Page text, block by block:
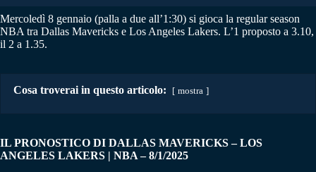
Mercoledì 8 gennaio (palla a due all’1:30) si gioca la regular season
NBA tra Dallas Mavericks e Los Angeles Lakers. L’1 proposto a 3.10,
il 2 a 1.35.
Cosa troverai in questo articolo: mostra
IL PRONOSTICO DI DALLAS MAVERICKS – LOS
ANGELES LAKERS | NBA – 8/1/2025